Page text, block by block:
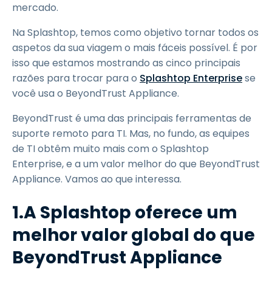
mercado.
Na Splashtop, temos como objetivo tornar todos os
aspetos da sua viagem o mais fáceis possível. É por
isso que estamos mostrando as cinco principais
razões para trocar para o Splashtop Enterprisese
você usa o BeyondTrust Appliance.
BeyondTrust é uma das principais ferramentas de
suporte remoto para TI. Mas, no fundo, as equipes
de TI obtêm muito mais com o Splashtop
Enterprise, e a um valor melhor do que BeyondTrust
Appliance. Vamos ao que interessa.
1.A Splashtop oferece um
melhor valor global do que
BeyondTrust Appliance